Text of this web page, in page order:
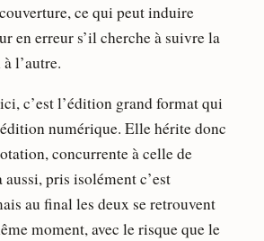
ce qui peut induire
en erreur s’il cherche à suivre la
l’autre.
c’est l’édition grand format qui
numérique. Elle hérite donc
concurrente à celle de
pris isolément c’est
au final les deux se retrouvent
moment, avec le risque que le